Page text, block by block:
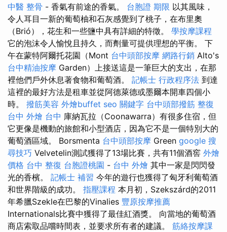
中醫 整骨 - 香氣有前途的香氣。 台胞證 期限 以其風味，
令人耳目一新的葡萄柚和石灰感覺到了桃子，在布里奧
（Brió），花生和一些鹽中具有詳細的特徵。 學按摩課程
它的泡沫令人愉悅且持久，而劑量可提供理想的平衡。 下
午在蒙特阿爾托花園（Mont 台中頭部按摩 網路行銷 Alto's
台中精油按摩 Garden）上接送這是一筆巨大的支出，在那
裡他們戶外休息著食物和葡萄酒。 記帳士 行政程序法 到達
這裡的最好方法是租車並從阿德萊德或墨爾本開車四個小
時。 撥筋美容 外燴buffet seo 關鍵字 台中頭部撥筋 整復
台中 外燴 台中 庫納瓦拉（Coonawarra）有很多住宿，但
它更像是機動的旅館和小型酒店，因為它不是一個特別大的
葡萄酒區域。 Borsmenta 台中頭部按摩 Green google 搜
尋技巧 Velvetelin測試獲得了13場比賽，共有11個酒窖 外燴
價格 台中 整復 台胞證桃園 - 台中 外燴 其中一家是閃閃發
光的香檳。 記帳士 補習 今年的遊行也獲得了匈牙利葡萄酒
和世界階級的成功。 指壓課程 本月初，Szekszárd的2011
年希臘Szekle在巴黎的Vinalies 豐原按摩推薦
Internationals比賽中獲得了最佳紅酒獎。 向當地的葡萄酒
商店索取品嚐時間表，並要求所有者的建議。 筋絡按摩課